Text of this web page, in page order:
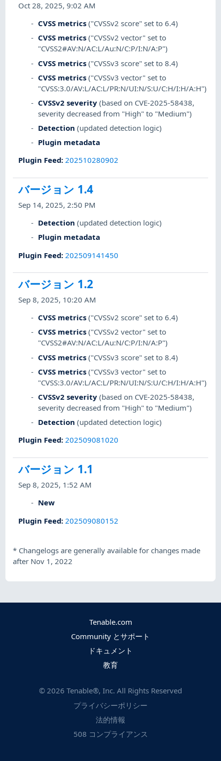
Oct 28, 2025, 9:02 AM
CVSS metrics ("CVSSv2 score" set to 6.4)
CVSS metrics ("CVSSv2 vector" set to
"CVSS2#AV:N/AC:L/Au:N/C:P/I:N/A:P")
CVSS metrics ("CVSSv3 score" set to 8.4)
CVSS metrics ("CVSSv3 vector" set to
"CVSS:3.0/AV:L/AC:L/PR:N/UI:N/S:U/C:H/I:H/A:H")
CVSSv2 severity (based on CVE-2025-58438,
severity decreased from "High" to "Medium")
Detection (updated detection logic)
Plugin metadata
Plugin Feed:202510280902
バージョン 1.4
Sep 14, 2025, 2:50 PM
Detection (updated detection logic)
Plugin metadata
Plugin Feed: 202509141450
バージョン 1.2
Sep 8, 2025, 10:20 AM
CVSS metrics ("CVSSv2 score" set to 6.4)
CVSS metrics ("CVSSv2 vector" set to
"CVSS2#AV:N/AC:L/Au:N/C:P/I:N/A:P")
CVSS metrics ("CVSSv3 score" set to 8.4)
CVSS metrics ("CVSSv3 vector" set to
"CVSS:3.0/AV:L/AC:L/PR:N/UI:N/S:U/C:H/I:H/A:H")
CVSSv2 severity (based on CVE-2025-58438,
severity decreased from "High" to "Medium")
Detection (updated detection logic)
Plugin Feed:202509081020
バージョン 1.1
Sep 8, 2025, 1:52 AM
New
Plugin Feed: 202509080152
* Changelogs are generally available for changes made
after Nov 1, 2022
Tenable.com
Community とサポート
ドキュメント
教育
© 2026 Tenable®, Inc. All Rights Reserved
プライバシーポリシー
法的情報
508 コンプライアンス